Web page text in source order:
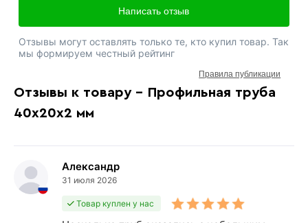
Отзывы к товару - Профильная труба
40х20х2 мм
Александр
31 июля 2026
Товар куплен у нас
Написать отзыв
Отзывы могут оставлять только те, кто купил товар. Так
мы формируем честный рейтинг
Правила публикации